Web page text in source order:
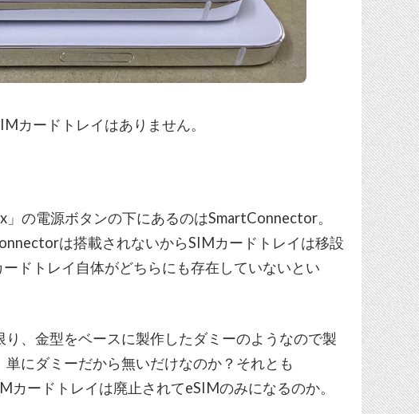
カードトレイはありません。
の電源ボタンの下にあるのはSmartConnector。
は搭載されないからSIMカードトレイは移設
ドトレイ自体がどちらにも存在していないとい
、金型をベースに製作したダミーのようなので製
にダミーだから無いだけなのか？それとも
カードトレイは廃止されてeSIMのみになるのか。